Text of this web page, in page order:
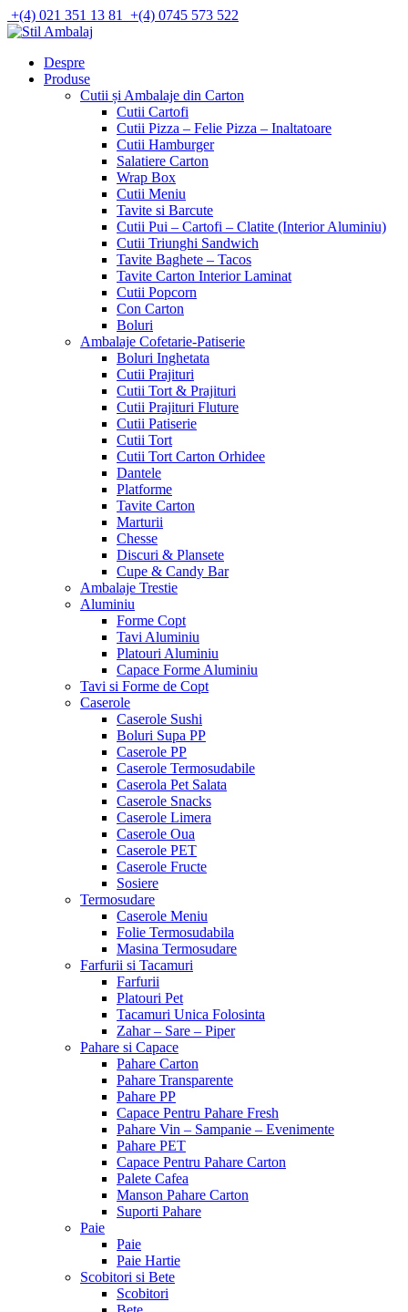
Skip
to
+(4) 021 351 13 81 +(4) 0745 573 522
Despre
Produse
Cutii și Ambalaje din Carton
Cutii Cartofi
Cutii Pizza – Felie Pizza – Inaltatoare
Cutii Hamburger
Salatiere Carton
Wrap Box
Cutii Meniu
Tavite si Barcute
Cutii Pui – Cartofi – Clatite (Interior Aluminiu)
Cutii Triunghi Sandwich
Tavite Baghete – Tacos
Tavite Carton Interior Laminat
Cutii Popcorn
Con Carton
Boluri
Ambalaje Cofetarie-Patiserie
Boluri Inghetata
Cutii Prajituri
Cutii Tort & Prajituri
Cutii Prajituri Fluture
Cutii Patiserie
Cutii Tort
Cutii Tort Carton Orhidee
Dantele
Platforme
Tavite Carton
Marturii
Chesse
Discuri & Plansete
Cupe & Candy Bar
Ambalaje Trestie
Aluminiu
Forme Copt
Tavi Aluminiu
Platouri Aluminiu
Capace Forme Aluminiu
Tavi si Forme de Copt
Caserole
Caserole Sushi
Boluri Supa PP
Caserole PP
Caserole Termosudabile
Caserola Pet Salata
Caserole Snacks
Caserole Limera
Caserole Oua
Caserole PET
Caserole Fructe
Sosiere
Termosudare
Caserole Meniu
Folie Termosudabila
Masina Termosudare
Farfurii si Tacamuri
Farfurii
Platouri Pet
Tacamuri Unica Folosinta
Zahar – Sare – Piper
Pahare si Capace
Pahare Carton
Pahare Transparente
Pahare PP
Capace Pentru Pahare Fresh
Pahare Vin – Sampanie – Evenimente
Pahare PET
Capace Pentru Pahare Carton
Palete Cafea
Manson Pahare Carton
Suporti Pahare
Paie
Paie
Paie Hartie
Scobitori si Bete
Scobitori